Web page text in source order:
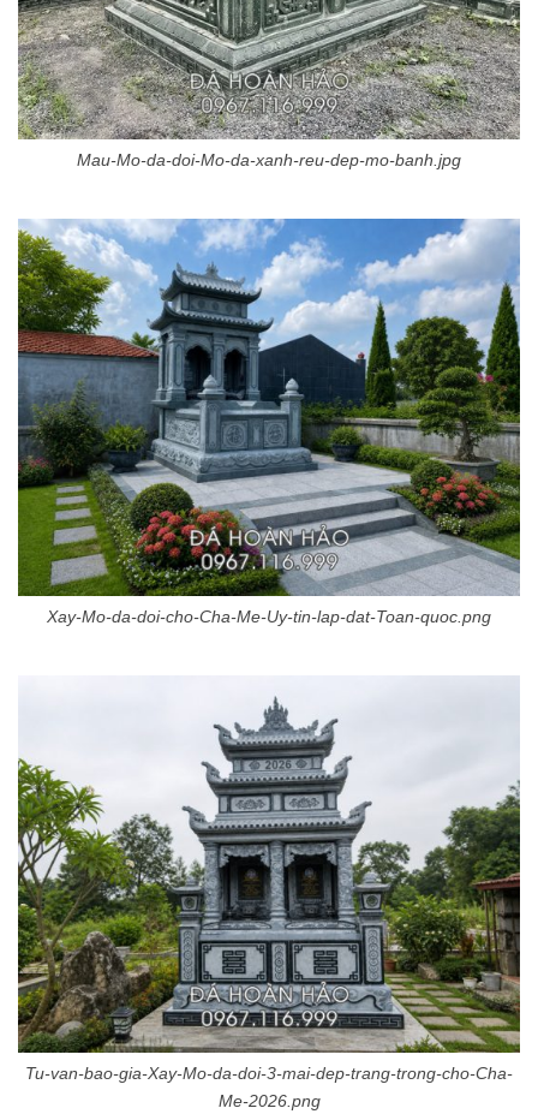
Mau-Mo-da-doi-Mo-da-xanh-reu-dep-mo-banh.jpg
Xay-Mo-da-doi-cho-Cha-Me-Uy-tin-lap-dat-Toan-quoc.png
Tu-van-bao-gia-Xay-Mo-da-doi-3-mai-dep-trang-trong-cho-Cha-
Me-2026.png